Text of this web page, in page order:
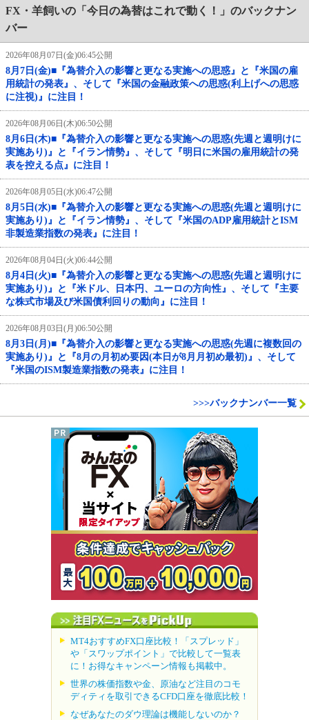
FX・羊飼いの「今日の為替はこれで動く！」のバックナン
バー
2026年08月07日(金)06:45公開
8月7日(金)■『為替介入の影響と更なる実施への思惑』と『米国の雇
用統計の発表』、そして『米国の金融政策への思惑(利上げへの思惑
に注視)』に注目！
2026年08月06日(木)06:50公開
8月6日(木)■『為替介入の影響と更なる実施への思惑(先週と週明けに
実施あり)』と『イラン情勢』、そして『明日に米国の雇用統計の発
表を控える点』に注目！
2026年08月05日(水)06:47公開
8月5日(水)■『為替介入の影響と更なる実施への思惑(先週と週明けに
実施あり)』と『イラン情勢』、そして『米国のADP雇用統計とISM
非製造業指数の発表』に注目！
2026年08月04日(火)06:44公開
8月4日(火)■『為替介入の影響と更なる実施への思惑(先週と週明けに
実施あり)』と『米ドル、日本円、ユーロの方向性』、そして『主要
な株式市場及び米国債利回りの動向』に注目！
2026年08月03日(月)06:50公開
8月3日(月)■『為替介入の影響と更なる実施への思惑(先週に複数回の
実施あり)』と『8月の月初め要因(本日が8月月初め最初)』、そして
『米国のISM製造業指数の発表』に注目！
>>>バックナンバー一覧
MT4おすすめFX口座比較！「スプレッド」
や「スワップポイント」で比較して一覧表
に！お得なキャンペーン情報も掲載中。
世界の株価指数や金、原油など注目のコモ
ディティを取引できるCFD口座を徹底比較！
なぜあなたのダウ理論は機能しないのか？